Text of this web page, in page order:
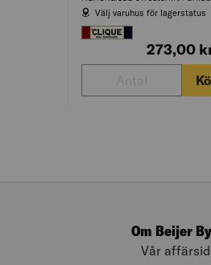
Välj varuhus för lagerstatus
273,00
Om Beijer
Vår